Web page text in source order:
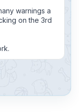
warnings a
on the 3rd